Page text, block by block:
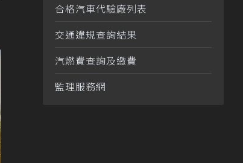
合格汽車代驗廠列表
交通違規查詢結果
汽燃費查詢及繳費
監理服務網